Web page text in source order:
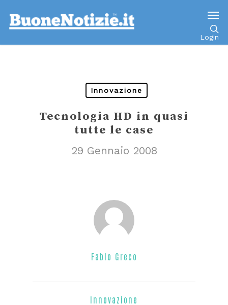
Login
Innovazione
Tecnologia HD in quasi
tutte le case
29 Gennaio 2008
Fabio Greco
Innovazione
Go to mobile version